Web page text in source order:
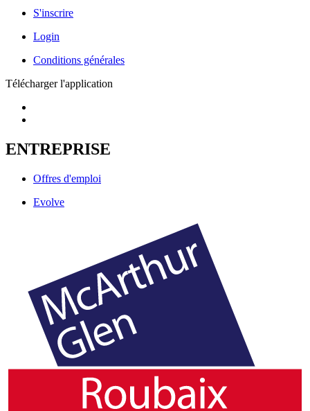
S'inscrire
Login
Conditions générales
Télécharger l'application
ENTREPRISE
Offres d'emploi
Evolve